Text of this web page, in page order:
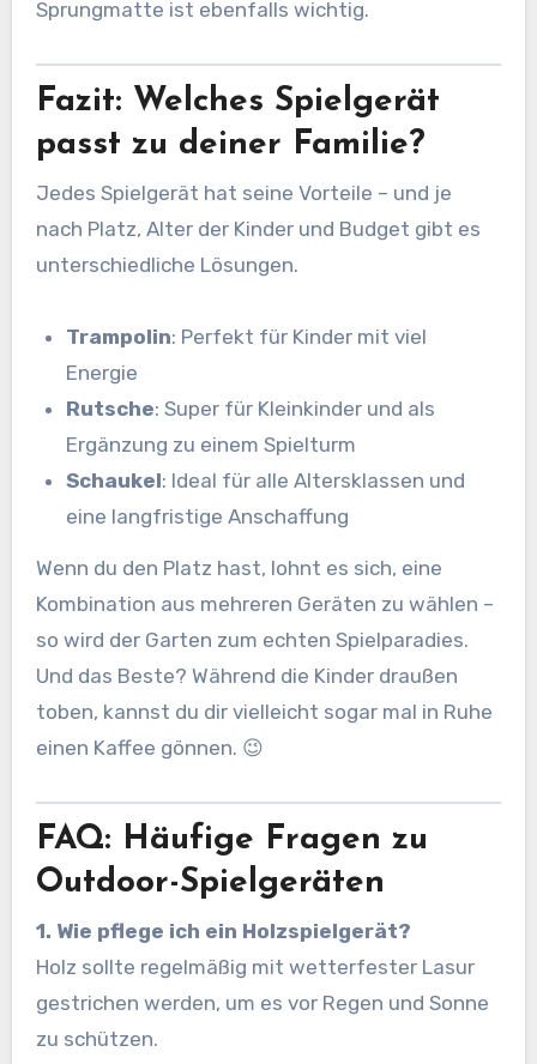
Sprungmatte ist ebenfalls wichtig.
Fazit: Welches Spielgerät
passt zu deiner Familie?
Jedes Spielgerät hat seine Vorteile – und je
nach Platz, Alter der Kinder und Budget gibt es
unterschiedliche Lösungen.
Trampolin: Perfekt für Kinder mit viel
Energie
Rutsche: Super für Kleinkinder und als
Ergänzung zu einem Spielturm
Schaukel: Ideal für alle Altersklassen und
eine langfristige Anschaffung
Wenn du den Platz hast, lohnt es sich, eine
Kombination aus mehreren Geräten zu wählen –
so wird der Garten zum echten Spielparadies.
Und das Beste? Während die Kinder draußen
toben, kannst du dir vielleicht sogar mal in Ruhe
einen Kaffee gönnen. 😉
FAQ: Häufige Fragen zu
Outdoor-Spielgeräten
1. Wie pflege ich ein Holzspielgerät?
Holz sollte regelmäßig mit wetterfester Lasur
gestrichen werden, um es vor Regen und Sonne
zu schützen.